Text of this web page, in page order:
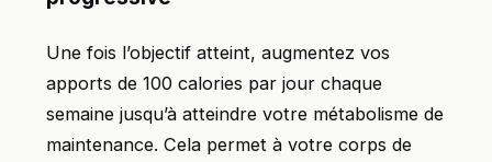
Une fois l’objectif atteint, augmentez vos
apports de 100 calories par jour chaque
semaine jusqu’à atteindre votre métabolisme de
maintenance. Cela permet à votre corps de